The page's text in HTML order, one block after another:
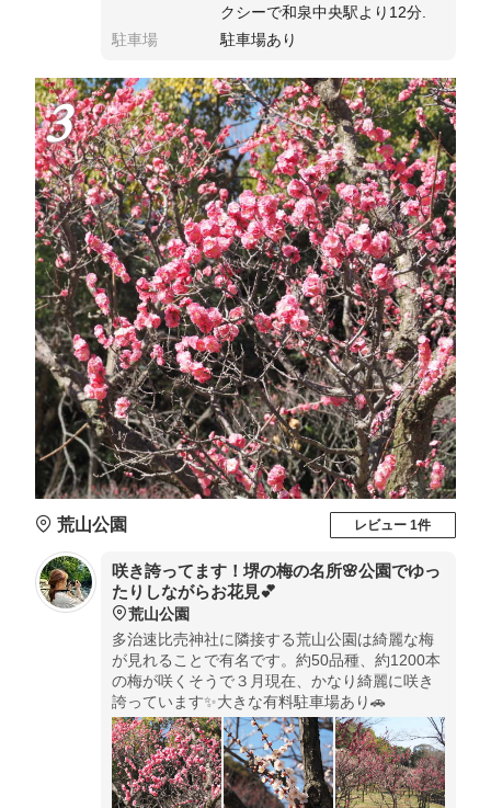
クシーで和泉中央駅より12分.
駐車場
駐車場あり
3
荒山公園 レビュー 1件
咲き誇ってます！堺の梅の名所🌸公園でゆっ
たりしながらお花見💕
荒山公園
多治速比売神社に隣接する荒山公園は綺麗な梅
が見れることで有名です。約50品種、約1200本
の梅が咲くそうで３月現在、かなり綺麗に咲き
誇っています✨大きな有料駐車場あり🚗